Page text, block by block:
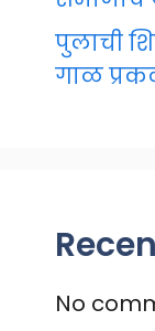
पुलाची
गाळ
No